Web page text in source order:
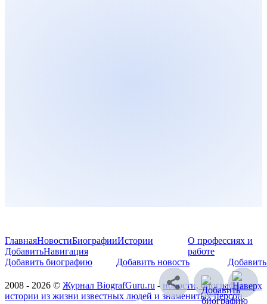
ГлавнаяНовостиБиографииИстории
ДобавитьНавигация
О профессиях и
работе
Добавить биографию
Добавить новость
2008 - 2026 © Журнал BiografGuru.ru - новости, биографии и
истории из жизни известных людей и знаменитых персон.